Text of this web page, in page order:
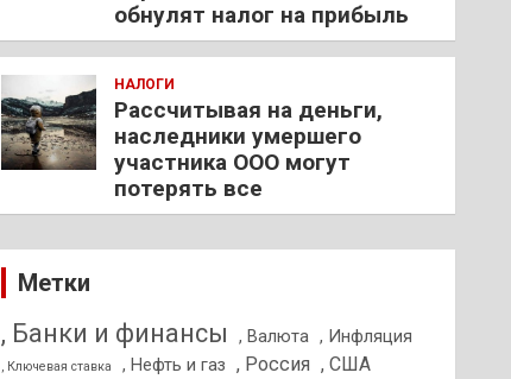
обнулят налог на прибыль
НАЛОГИ
Рассчитывая на деньги,
наследники умершего
участника ООО могут
потерять все
Метки
, Банки и финансы , Валюта , Инфляция
, Ключевая ставка , Нефть и газ , Россия , США